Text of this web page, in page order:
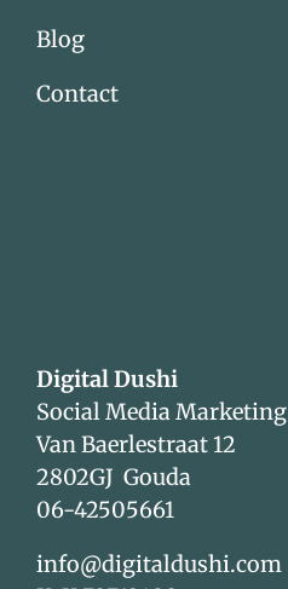
Blog
Contact
Digital Dushi
Social Media Marketing
Van Baerlestraat 12
2802GJ Gouda
06-42505661
info@digitaldushi.com